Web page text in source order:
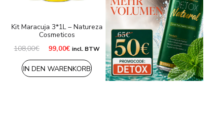
Kit Maracuja 3*1L – Natureza
Cosmeticos
108,00€ Ursprünglicher
war:
108,00€
99,00€Aktueller
ist:
99,00€.
incl. BTW
IN DEN WARENKORB